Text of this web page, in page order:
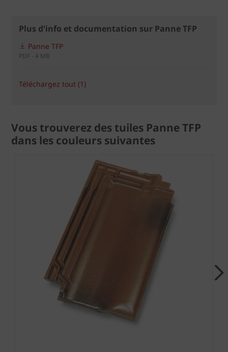
Plus d'info et documentation sur Panne TFP
Panne TFP
PDF - 4 MB
Téléchargez tout (1)
Vous trouverez des tuiles Panne TFP
dans les couleurs suivantes
Next